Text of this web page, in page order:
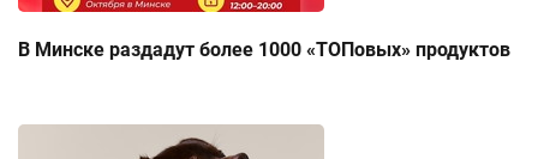
В Минске раздадут более 1000 «ТОПовых» продуктов